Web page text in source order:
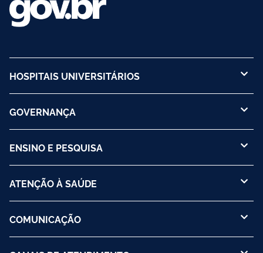
HOSPITAIS UNIVERSITÁRIOS
GOVERNANÇA
ENSINO E PESQUISA
ATENÇÃO À SAÚDE
COMUNICAÇÃO